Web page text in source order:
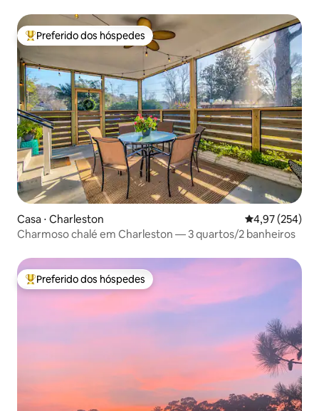
Entre os melhores preferidos dos hóspedes
Preferido dos hóspedes
Casa ⋅ Charleston 4,97 de uma
4,97 (254)
Charmoso chalé em Charleston — 3 quartos/2 banheiros
Entre os melhores preferidos dos hóspedes
Preferido dos hóspedes